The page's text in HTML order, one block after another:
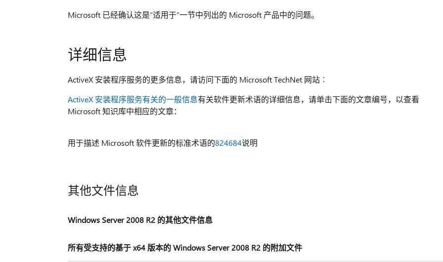
Microsoft 已经确认这是“适用于”一节中列出的 Microsoft 产品中的问题。
详细信息
ActiveX 安装程序服务的更多信息，请访问下面的 Microsoft TechNet 网站︰
ActiveX 安装程序服务有关的一般信息有关软件更新术语的详细信息，请单击下面的文章编号，以查看
Microsoft 知识库中相应的文章：
用于描述 Microsoft 软件更新的标准术语的824684说明
其他文件信息
Windows Server 2008 R2 的其他文件信息
所有受支持的基于 x64 版本的 Windows Server 2008 R2 的附加文件